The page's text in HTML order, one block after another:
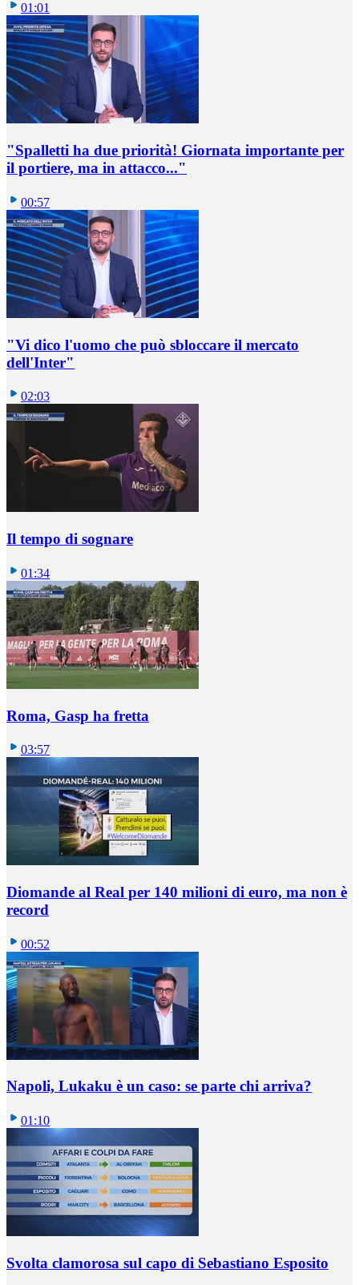
01:01
"Spalletti ha due priorità! Giornata importante per
il portiere, ma in attacco..."
00:57
"Vi dico l'uomo che può sbloccare il mercato
dell'Inter"
02:03
Il tempo di sognare
01:34
Roma, Gasp ha fretta
03:57
Diomande al Real per 140 milioni di euro, ma non è
record
00:52
Napoli, Lukaku è un caso: se parte chi arriva?
01:10
Svolta clamorosa sul capo di Sebastiano Esposito